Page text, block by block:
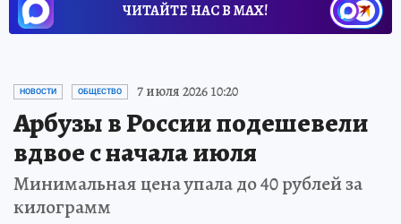
ЧИТАЙТЕ НАС В МАХ!
НОВОСТИ ОБЩЕСТВО 7 июля 2026 10:20
Арбузы в России подешевели
вдвое с начала июля
Минимальная цена упала до 40 рублей за
килограмм